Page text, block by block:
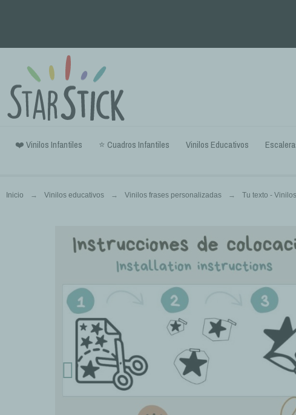
❤️ Vinilos Infantiles ⭐ Cuadros Infantiles Vinilos Educativos
Inicio Vinilos educativos Vinilos frases personalizadas Tu texto -